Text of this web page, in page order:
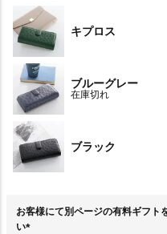
キプロス
ブルーグレー
在庫切れ
ブラック
お客様にて別ページの有料ギフト
い